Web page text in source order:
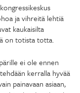
ja vihreitä lehtiä
kaukaisilta
on totista totta.
ei ole ennen
kerralla hyvää
painavaan asiaan,